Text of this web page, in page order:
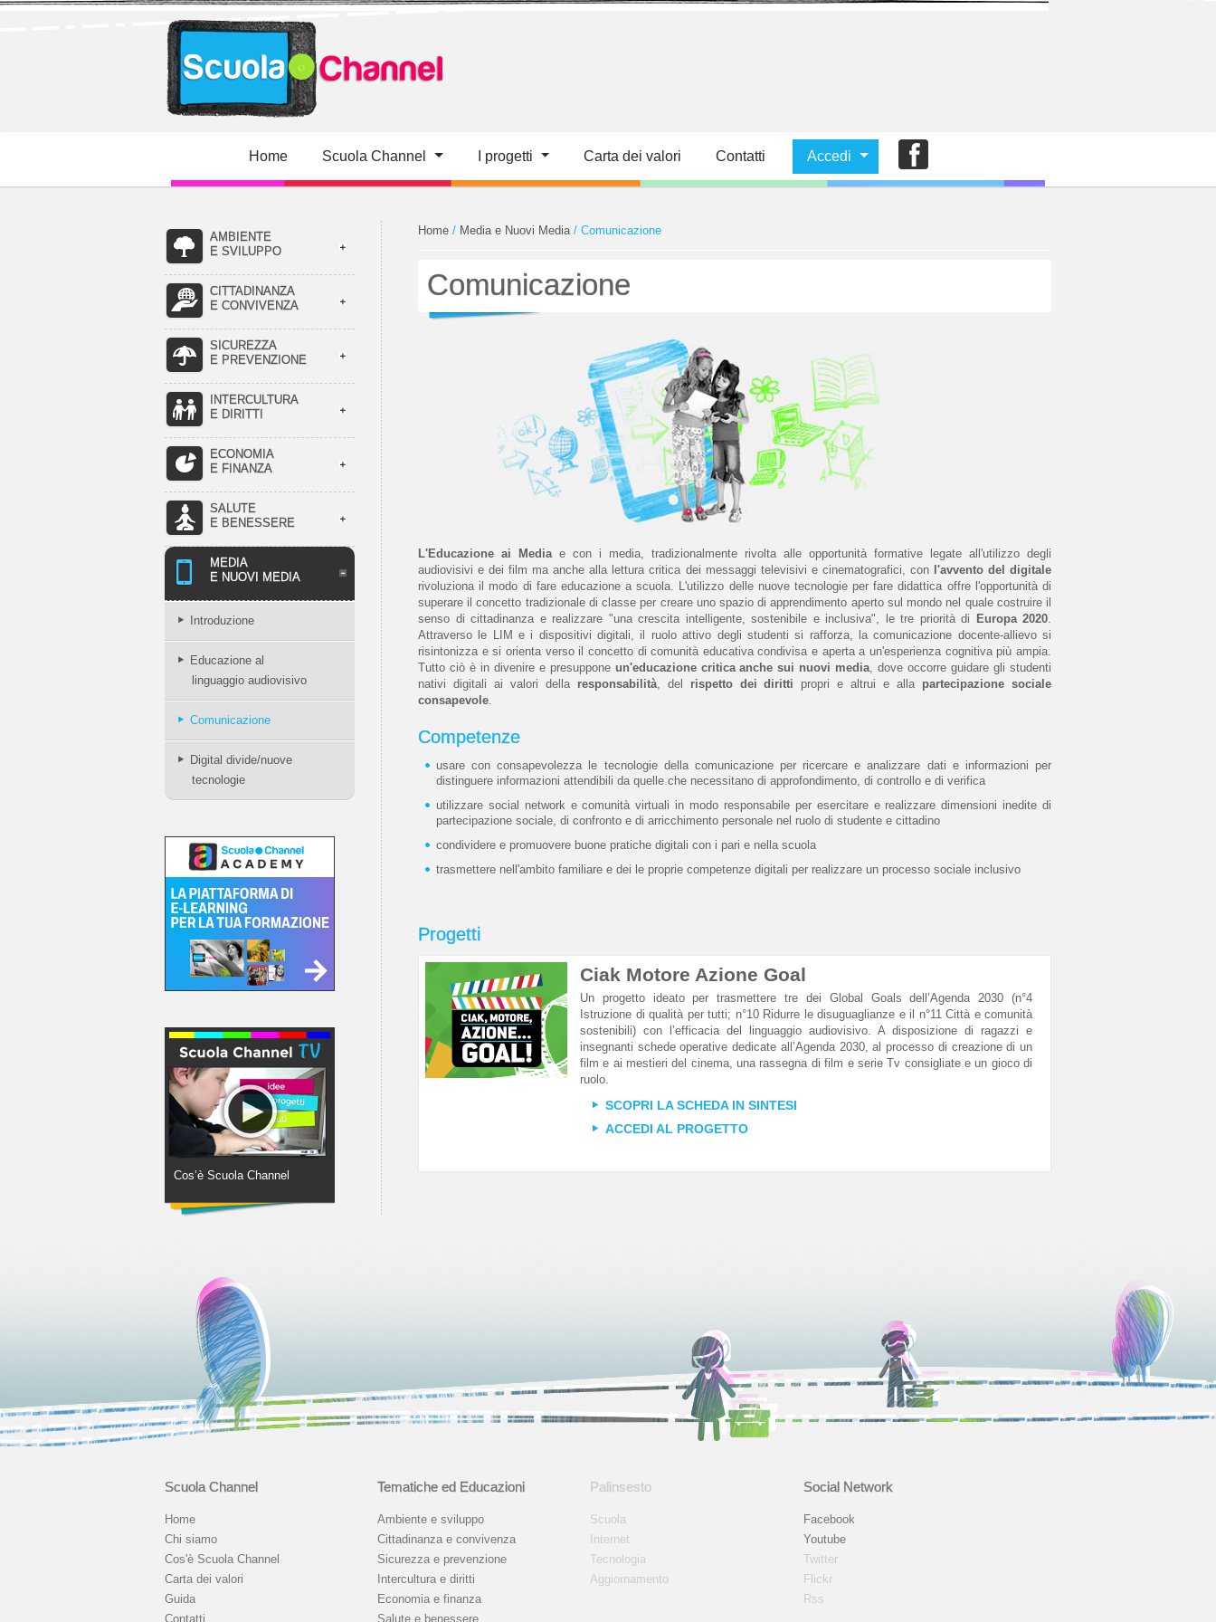
Home Scuola Channel I progetti Carta dei valori Contatti Accedi
Home / Media e Nuovi Media/ Comunicazione
Comunicazione
L'Educazione ai Mediae con i media, tradizionalmente rivolta alle opportunità formative legate all'utilizzo degli
audiovisivi e dei film ma anche alla lettura critica dei messaggi televisivi e cinematografici, con l'avvento del digitale
rivoluziona il modo di fare educazione a scuola. L'utilizzo delle nuove tecnologie per fare didattica offre l'opportunità di
superare il concetto tradizionale di classe per creare uno spazio di apprendimento aperto sul mondo nel quale costruire il
senso di cittadinanza e realizzare "una crescita intelligente, sostenibile e inclusiva", le tre priorità di
Europa 2020.
Attraverso le LIM e i dispositivi digitali, il ruolo attivo degli studenti si rafforza, la comunicazione docente-allievo si
risintonizza e si orienta verso il concetto di comunità educativa condivisa e aperta a un'esperienza cognitiva più ampia.
Tutto ciò è in divenire e presuppone un'educazione critica anche sui nuovi media, dove occorre guidare gli studenti
nativi digitali ai valori della responsabilità, del rispetto dei diritti propri e altrui e alla partecipazione sociale
consapevole.
Competenze
usare con consapevolezza le tecnologie della comunicazione per ricercare e analizzare dati e informazioni per
distinguere informazioni attendibili da quelle che necessitano di approfondimento, di controllo e di verifica
utilizzare social network e comunità virtuali in modo responsabile per esercitare e realizzare dimensioni inedite di
partecipazione sociale, di confronto e di arricchimento personale nel ruolo di studente e cittadino
condividere e promuovere buone pratiche digitali con i pari e nella scuola
trasmettere nell'ambito familiare e dei le proprie competenze digitali per realizzare un processo sociale inclusivo
Progetti
Ciak Motore Azione Goal
Un progetto ideato per trasmettere tre dei Global Goals dell’Agenda 2030 (n°4
Istruzione di qualità per tutti; n°10 Ridurre le disuguaglianze e il n°11 Città e comunità
sostenibili) con l’efficacia del linguaggio audiovisivo. A disposizione di ragazzi e
insegnanti schede operative dedicate all’Agenda 2030, al processo di creazione di un
film e ai mestieri del cinema, una rassegna di film e serie Tv consigliate e un gioco di
ruolo.
SCOPRI LA SCHEDA IN SINTESI
ACCEDI AL PROGETTO
AMBIENTE
E SVILUPPO
CITTADINANZA
E CONVIVENZA
SICUREZZA
E PREVENZIONE
INTERCULTURA
E DIRITTI
ECONOMIA
E FINANZA
SALUTE
E BENESSERE
MEDIA
E NUOVI MEDIA
Introduzione
Educazione al
linguaggio audiovisivo
Comunicazione
Digital divide/nuove
tecnologie
Cos’è Scuola Channel
Scuola Channel
Home
Chi siamo
Cos'è Scuola Channel
Carta dei valori
Guida
Contatti
Tematiche ed Educazioni
Ambiente e sviluppo
Cittadinanza e convivenza
Sicurezza e prevenzione
Intercultura e diritti
Economia e finanza
Salute e benessere
Palinsesto
Scuola
Internet
Tecnologia
Aggiornamento
Social Network
Facebook
Youtube
Twitter
Flickr
Rss